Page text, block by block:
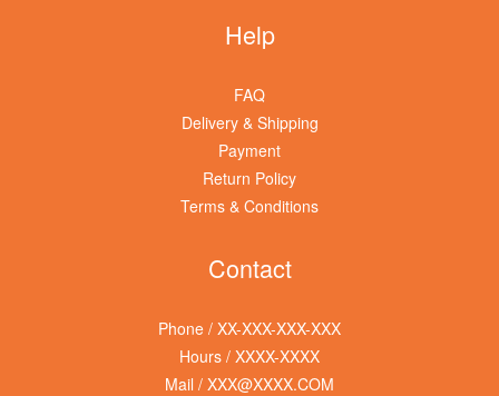
Help
FAQ
Delivery & Shipping
Payment
Return Policy
Terms & Conditions
Contact
Phone / XX-XXX-XXX-XXX
Hours / XXXX-XXXX
Mail / XXX@XXXX.COM